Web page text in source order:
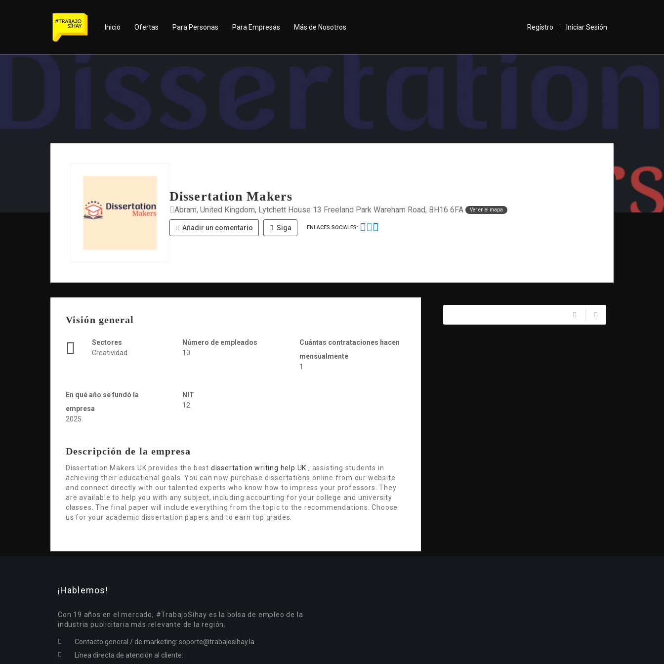
Inicio Ofertas Para Personas Para Empresas Más de Nosotros Regístro Iniciar Sesión
Dissertation Makers
Abram, United Kingdom, Lytchett House 13 Freeland Park Wareham Road, BH16 6FA Ver en el mapa
Añadir un comentario Siga ENLACES SOCIALES:
Visión general
Sectores
Creatividad
Número de empleados
10
Cuántas contrataciones hacen
mensualmente
1
En qué año se fundó la
empresa
2025
NIT
12
Descripción de la empresa
Dissertation Makers UK provides the best dissertation writing help UK , assisting students in
achieving their educational goals. You can now purchase dissertations online from our website
and connect directly with our talented experts who know how to impress your professors. They
are available to help you with any subject, including accounting for your college and university
classes. The final paper will include everything from the topic to the recommendations. Choose
us for your academic dissertation papers and to earn top grades.
¡Hablemos!
Con 19 años en el mercado, #TrabajoSíhay es la bolsa de empleo de la
industria publicitaria más relevante de la región.
Contacto general / de marketing: soporte@trabajosihay.la
Línea directa de atención al cliente: